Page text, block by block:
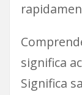
significa
Significa